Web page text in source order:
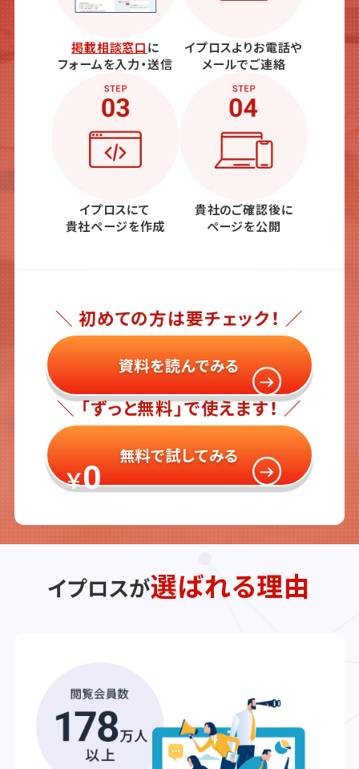
掲載相談窓口に
フォームを入力・送信
イプロスよりお電話や
メールでご連絡
イプロスにて
貴社ページを作成
貴社のご確認後に
ページを公開
＼ 初めての方は要チェック！ ／
資料を読んでみる
＼ 「ずっと無料」で使えます！ ／
￥0
無料で試してみる
イプロスが選ばれる理由